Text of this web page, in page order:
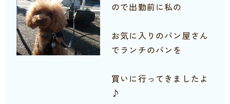
ので出勤前に私の
お気に入りのパン屋さん
でランチのパンを
買いに行ってきましたよ
♪